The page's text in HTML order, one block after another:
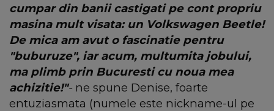
cumpar din banii castigati pe cont propriu
masina mult visata: un Volkswagen Beetle!
De mica am avut o fascinatie pentru
"buburuze", iar acum, multumita jobului,
ma plimb prin Bucuresti cu noua mea
achizitie!"- ne spune Denise, foarte
entuziasmata (numele este nickname-ul pe